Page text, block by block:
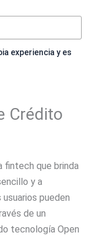
experiencia y es
Crédito
fintech que brinda
y a
pueden
de un
tecnología Open